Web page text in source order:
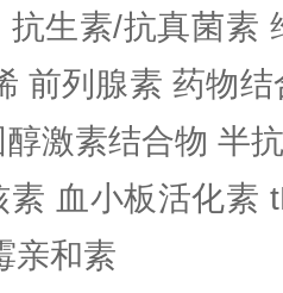
抗生素/抗真菌素
前列腺素 药物
激素结合物 半
血小板活化素
亲和素